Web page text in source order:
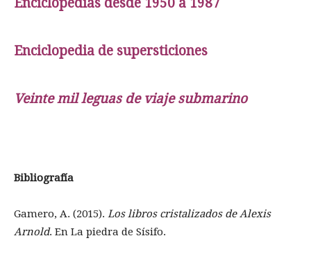
Enciclopedias desde 1950 a 1987
Enciclopedia de supersticiones
Veinte mil leguas de viaje submarino
Bibliografía
Gamero, A. (2015). Los libros cristalizados de Alexis
Arnold. En La piedra de Sísifo.